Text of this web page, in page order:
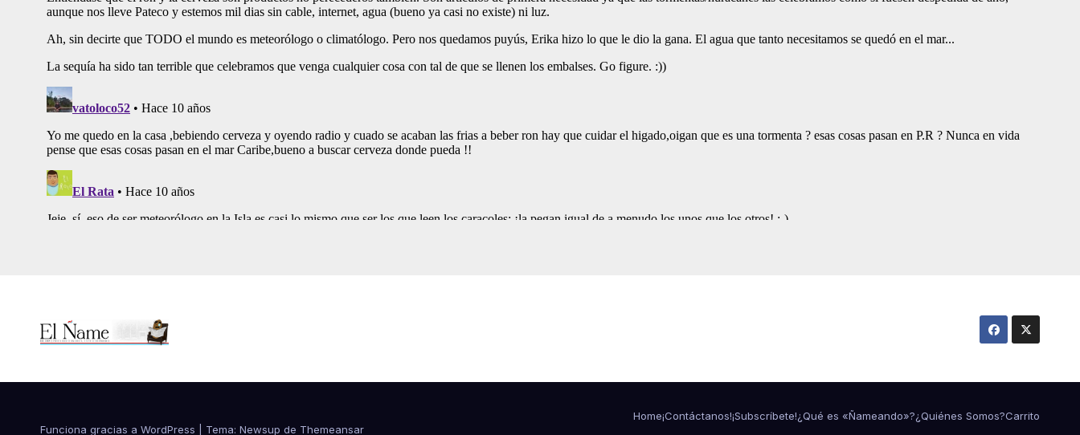
Funciona gracias a WordPress Tema: Newsup de Themeansar
Home¡Contáctanos!¡Subscríbete!¿Qué es «Ñameando»?¿Quiénes Somos?Carrito